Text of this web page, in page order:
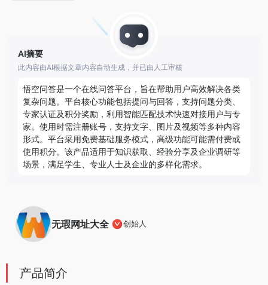
AI摘要
此内容由AI根据文章内容自动生成，并已由人工审核
悟空问答是一个在线问答平台，旨在帮助用户高效解决各类
复杂问题。平台核心功能包括提问与回答，支持问题分类、
专家认证及积分奖励，利用智能匹配技术快速对接用户与专
家。使用时需注册账号，支持文字、图片及视频等多种内容
形式。平台采用免费基础服务模式，高级功能可能需付费或
使用积分。该产品适用于知识获取、经验分享及企业调研等
场景，满足学生、专业人士及企业的多样化需求。
无瑕网址大全 创始人
产品简介